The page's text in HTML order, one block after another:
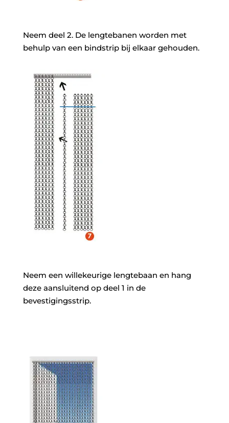
Neem deel 2. De lengtebanen worden met
behulp van een bindstrip bij elkaar gehouden.
Neem een willekeurige lengtebaan en hang
deze aansluitend op deel 1 in de
bevestigingsstrip.